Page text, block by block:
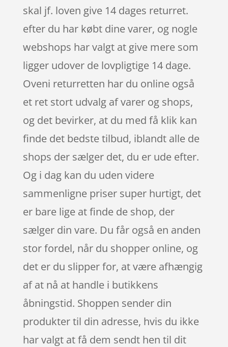
skal jf. loven give 14 dages returret.
efter du har købt dine varer, og nogle
webshops har valgt at give mere som
ligger udover de lovpligtige 14 dage.
Oveni returretten har du online også
et ret stort udvalg af varer og shops,
og det bevirker, at du med få klik kan
finde det bedste tilbud, iblandt alle de
shops der sælger det, du er ude efter.
Og i dag kan du uden videre
sammenligne priser super hurtigt, det
er bare lige at finde de shop, der
sælger din vare. Du får også en anden
stor fordel, når du shopper online, og
det er du slipper for, at være afhængig
af at nå at handle i butikkens
åbningstid. Shoppen sender din
produkter til din adresse, hvis du ikke
har valgt at få dem sendt hen til dit